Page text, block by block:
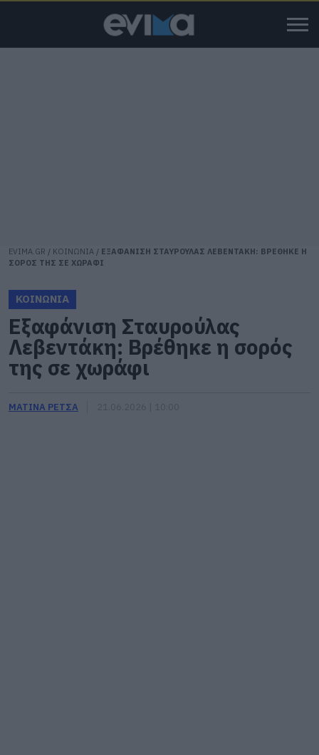
EVIMA.GR / ΚΟΙΝΩΝΙΑ / ΕΞΑΦΑΝΙΣΗ ΣΤΑΥΡΟΥΛΑΣ ΛΕΒΕΝΤΑΚΗ: ΒΡΕΘΗΚΕ Η
ΣΟΡΟΣ ΤΗΣ ΣΕ ΧΩΡΑΦΙ
ΚΟΙΝΩΝΙΑ
Εξαφάνιση Σταυρούλας
Λεβεντάκη: Βρέθηκε η σορός
της σε χωράφι
ΜΑΤΙΝΑ ΡΕΤΣΑ